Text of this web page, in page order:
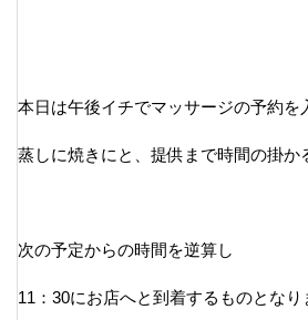
本日は午後イチでマッサージの予約を
蒸しに焼きにと、提供まで時間の掛か
次の予定からの時間を逆算し
11：30にお店へと到着するものとなり